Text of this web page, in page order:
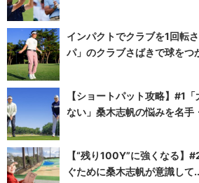
インパクトでクラブを1回転
パ」のクラブさばきで球をつ
【ショートパット攻略】#1
ない」桑木志帆の悩みを名手
【“残り100Y”に強くなる】
ぐために桑木志帆が意識して